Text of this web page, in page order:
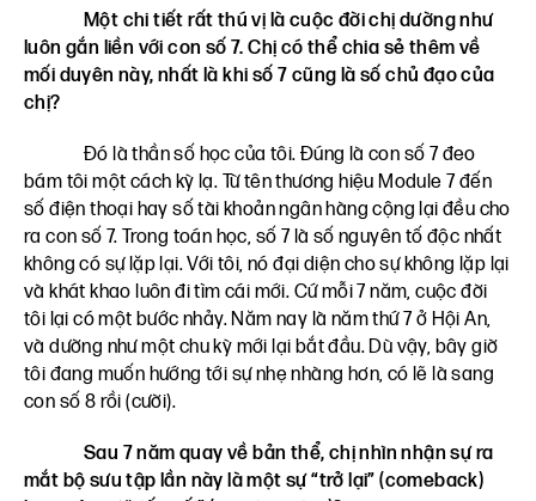
Một chi tiết rất thú vị là cuộc đời chị dường như
luôn gắn liền với con số 7. Chị có thể chia sẻ thêm về
mối duyên này, nhất là khi số 7 cũng là số chủ đạo của
chị?
Đó là thần số học của tôi. Đúng là con số 7 đeo
bám tôi một cách kỳ lạ. Từ tên thương hiệu Module 7 đến
số điện thoại hay số tài khoản ngân hàng cộng lại đều cho
ra con số 7. Trong toán học, số 7 là số nguyên tố độc nhất
không có sự lặp lại. Với tôi, nó đại diện cho sự không lặp lại
và khát khao luôn đi tìm cái mới. Cứ mỗi 7 năm, cuộc đời
tôi lại có một bước nhảy. Năm nay là năm thứ 7 ở Hội An,
và dường như một chu kỳ mới lại bắt đầu. Dù vậy, bây giờ
tôi đang muốn hướng tới sự nhẹ nhàng hơn, có lẽ là sang
con số 8 rồi (cười).
Sau 7 năm quay về bản thể, chị nhìn nhận sự ra
mắt bộ sưu tập lần này là một sự “trở lại” (comeback)